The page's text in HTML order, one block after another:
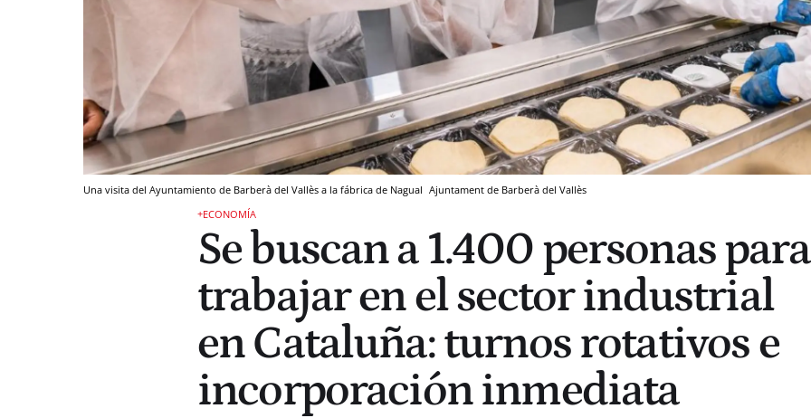
Una visita del Ayuntamiento de Barberà del Vallès a la fábrica de Nagual Ajuntament de Barberà del Vallès
+ECONOMÍA
Se buscan a 1.400 personas para
trabajar en el sector industrial
en Cataluña: turnos rotativos e
incorporación inmediata